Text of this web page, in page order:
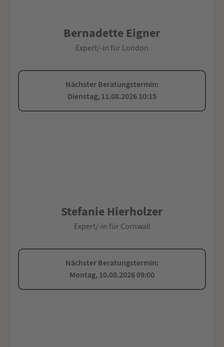
Bernadette Eigner
Expert/-in für London
Nächster Beratungstermin:
Dienstag, 11.08.2026 10:15
Stefanie Hierholzer
Expert/-in für Cornwall
Nächster Beratungstermin:
Montag, 10.08.2026 09:00